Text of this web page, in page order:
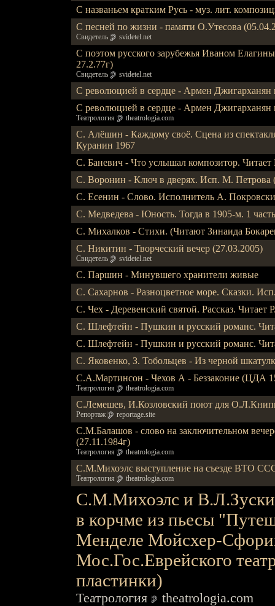
С названьем кратким Русь - муз. лит.
С песней по жизни - памяти О.Утесова
Свидетель svidetel.net
С поэтом русского зарубежья Иваном
27.2.77г)
Свидетель svidetel.net
С революцией в сердце - Армен Джигарханян
С революцией в сердце - Армен Джигарханян
Театрология theatrologia.com
С. Алёшин - Каждому своё. Сцена из
Куранин 1967
С. Баневич - Что услышал композитор. Читает
С. Воронин - Ключ в дверях. Исп. М. Петрова
С. Есенин - Слово. Исполнитель А.
С. Медведева - Юность. Тогда в 1905-м. 1
С. Михалков - Стихи. (Читают Зинаида
С. Никитин - Творческий вечер (27.03.2005)
Свидетель svidetel.net
С. Паршин - Минувшего хранители живые
С. Сахарнов - Разноцветное море. Сказки.
С. Чех - Деревенский святой. Рассказ. Читает
С. Шлефтейн - Пушкин и русский романс.
С. Шлефтейн - Пушкин и русский романс.
С. Яковенко, З. Тобольцев - Из черной
С.А.Мартинсон - Чехов А - Беззаконие (ЦДА
Театрология theatrologia.com
С.Лемешев, И.Козловский поют для
Репортаж reportage.site
С.М.Балашов - слово на заключительном
(27.11.1984г)
Театрология theatrologia.com
С.М.Михоэлс выступление на съезде ВТО
Театрология theatrologia.com
С.М.Михоэлс и
в корчме из пьесы
Менделе Мойсхер-
Мос.Гос.Еврейского
пластинки)
Театрология theatrologia.com